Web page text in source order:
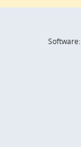
Software: